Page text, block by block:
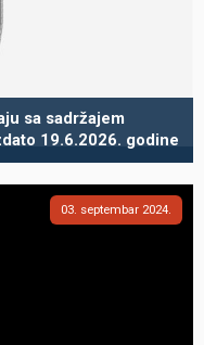
sa sadržajem
19.6.2026. godine
03 septembar 2024